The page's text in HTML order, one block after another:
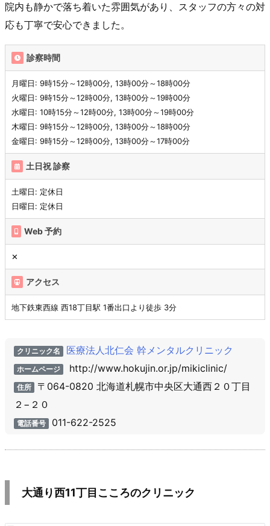
院内も静かで落ち着いた雰囲気があり、スタッフの方々の対
応も丁寧で安心できました。
診察時間
月曜日: 9時15分～12時00分, 13時00分～18時00分
火曜日: 9時15分～12時00分, 13時00分～19時00分
水曜日: 10時15分～12時00分, 13時00分～19時00分
木曜日: 9時15分～12時00分, 13時00分～18時00分
金曜日: 9時15分～12時00分, 13時00分～17時00分
土日祝 診察
土曜日: 定休日
日曜日: 定休日
Web 予約
✕
アクセス
地下鉄東西線 西18丁目駅 1番出口より徒歩 3分
クリニック名 医療法人北仁会 幹メンタルクリニック
ホームページ http://www.hokujin.or.jp/mikiclinic/
住所 〒064-0820 北海道札幌市中央区大通西２０丁目
２−２０
電話番号 011-622-2525
大通り西11丁目こころのクリニック